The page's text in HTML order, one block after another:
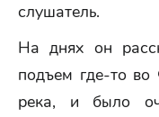
слушатель.
На днях он
подъем где-то
река, и было